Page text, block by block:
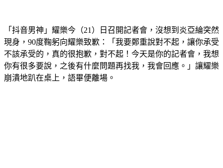
現身，90度鞠躬向耀樂致歉：「我要鄭重說對不起，讓你承受
不該承受的，真的很抱歉，對不起！今天是你的記者會，我想
你有很多要說，之後有什麼問題再找我，我會回應。」讓耀樂
崩潰地趴在桌上，語畢便離場。